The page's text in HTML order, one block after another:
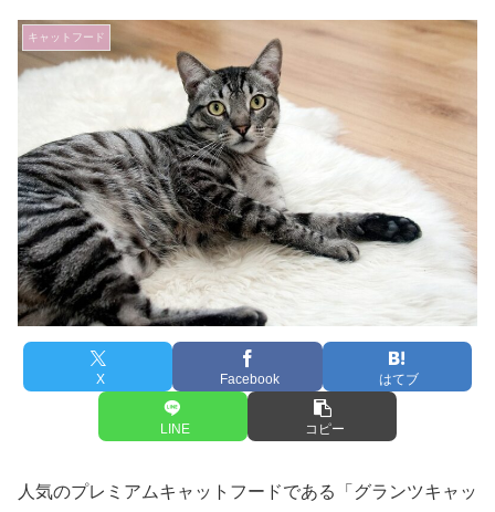
キャットフード
X Facebook はてブ
LINE コピー
人気のプレミアムキャットフードである「グランツキャッ